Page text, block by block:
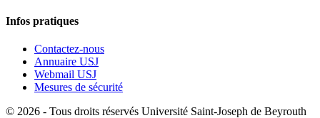
Infos pratiques
Contactez-nous
Annuaire USJ
Webmail USJ
Mesures de sécurité
© 2026 - Tous droits réservés Université Saint-Joseph de Beyrouth